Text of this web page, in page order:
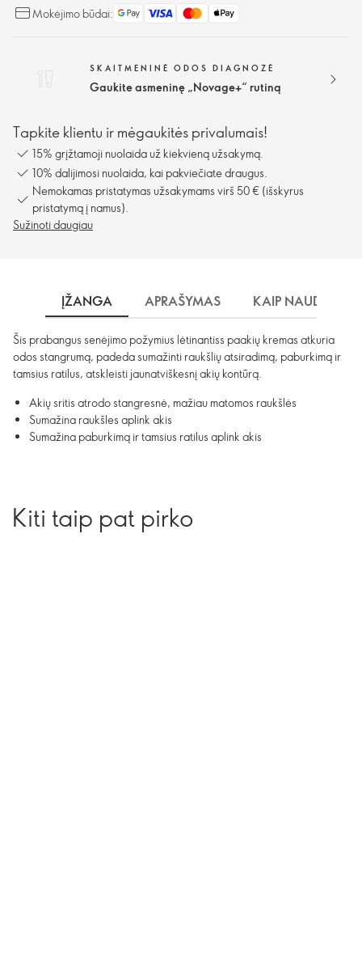
Mokėjimo būdai:
SKAITMENINĖ ODOS DIAGNOZĖ
Gaukite asmeninę „Novage+“ rutiną
Tapkite klientu ir mėgaukitės privalumais!
15% grįžtamoji nuolaida už kiekvieną užsakymą.
10% dalijimosi nuolaida, kai pakviečiate draugus.
Nemokamas pristatymas užsakymams virš 50 € (išskyrus
pristatymą į namus).
Sužinoti daugiau
ĮŽANGA APRAŠYMAS KAIP NAUDOTI?
Šis prabangus senėjimo požymius lėtinantiss paakių kremas atkuria
odos stangrumą, padeda sumažinti raukšlių atsiradimą, paburkimą ir
tamsius ratilus, atskleisti jaunatviškesnį akių kontūrą.
Akių sritis atrodo stangresnė, mažiau matomos raukšlės
Sumažina raukšles aplink akis
Sumažina paburkimą ir tamsius ratilus aplink akis
Kiti taip pat pirko